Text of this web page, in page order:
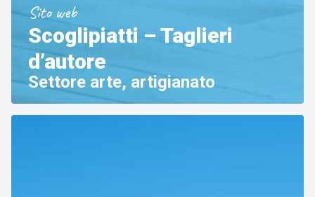
Sito web
Scoglipiatti – Taglieri
d’autore
Settore arte, artigianato